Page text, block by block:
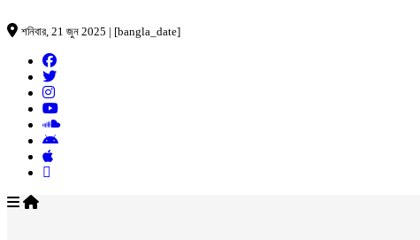
শনিবার, 21 জুন 2025 | [bangla_date]